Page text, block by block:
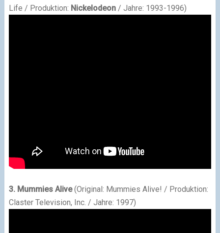
Life / Produktion: Nickelodeon/ Jahre: 1993-1996)
3. Mummies Alive(Original: Mummies Alive! / Produktion:
Claster Television, Inc. / Jahre: 1997)